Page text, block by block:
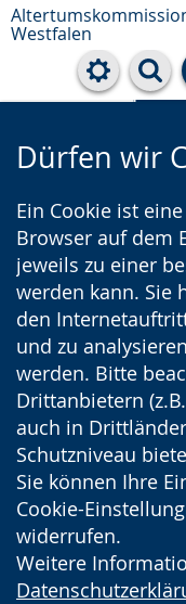
Westfalen
Dürfen wir
Ein Cookie ist
Browser auf dem
jeweils zu einer
werden kann. Sie
den
und zu
werden. Bitte
Drittanbietern
auch in
Schutzniveau
Sie können Ihre
Cookie-
widerrufen.
Weitere